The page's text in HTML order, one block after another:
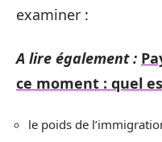
examiner :
A lire également :
ce moment : quel
le poids de